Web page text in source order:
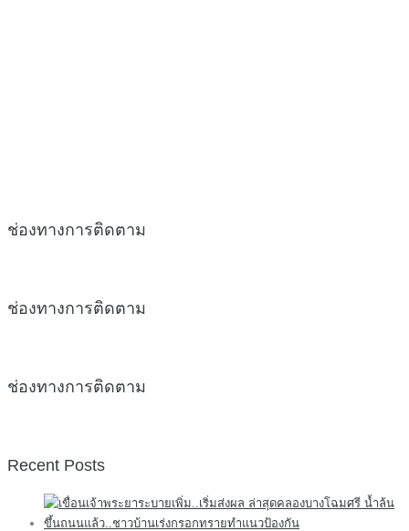
ช่องทางการติดตาม
ช่องทางการติดตาม
ช่องทางการติดตาม
Recent Posts